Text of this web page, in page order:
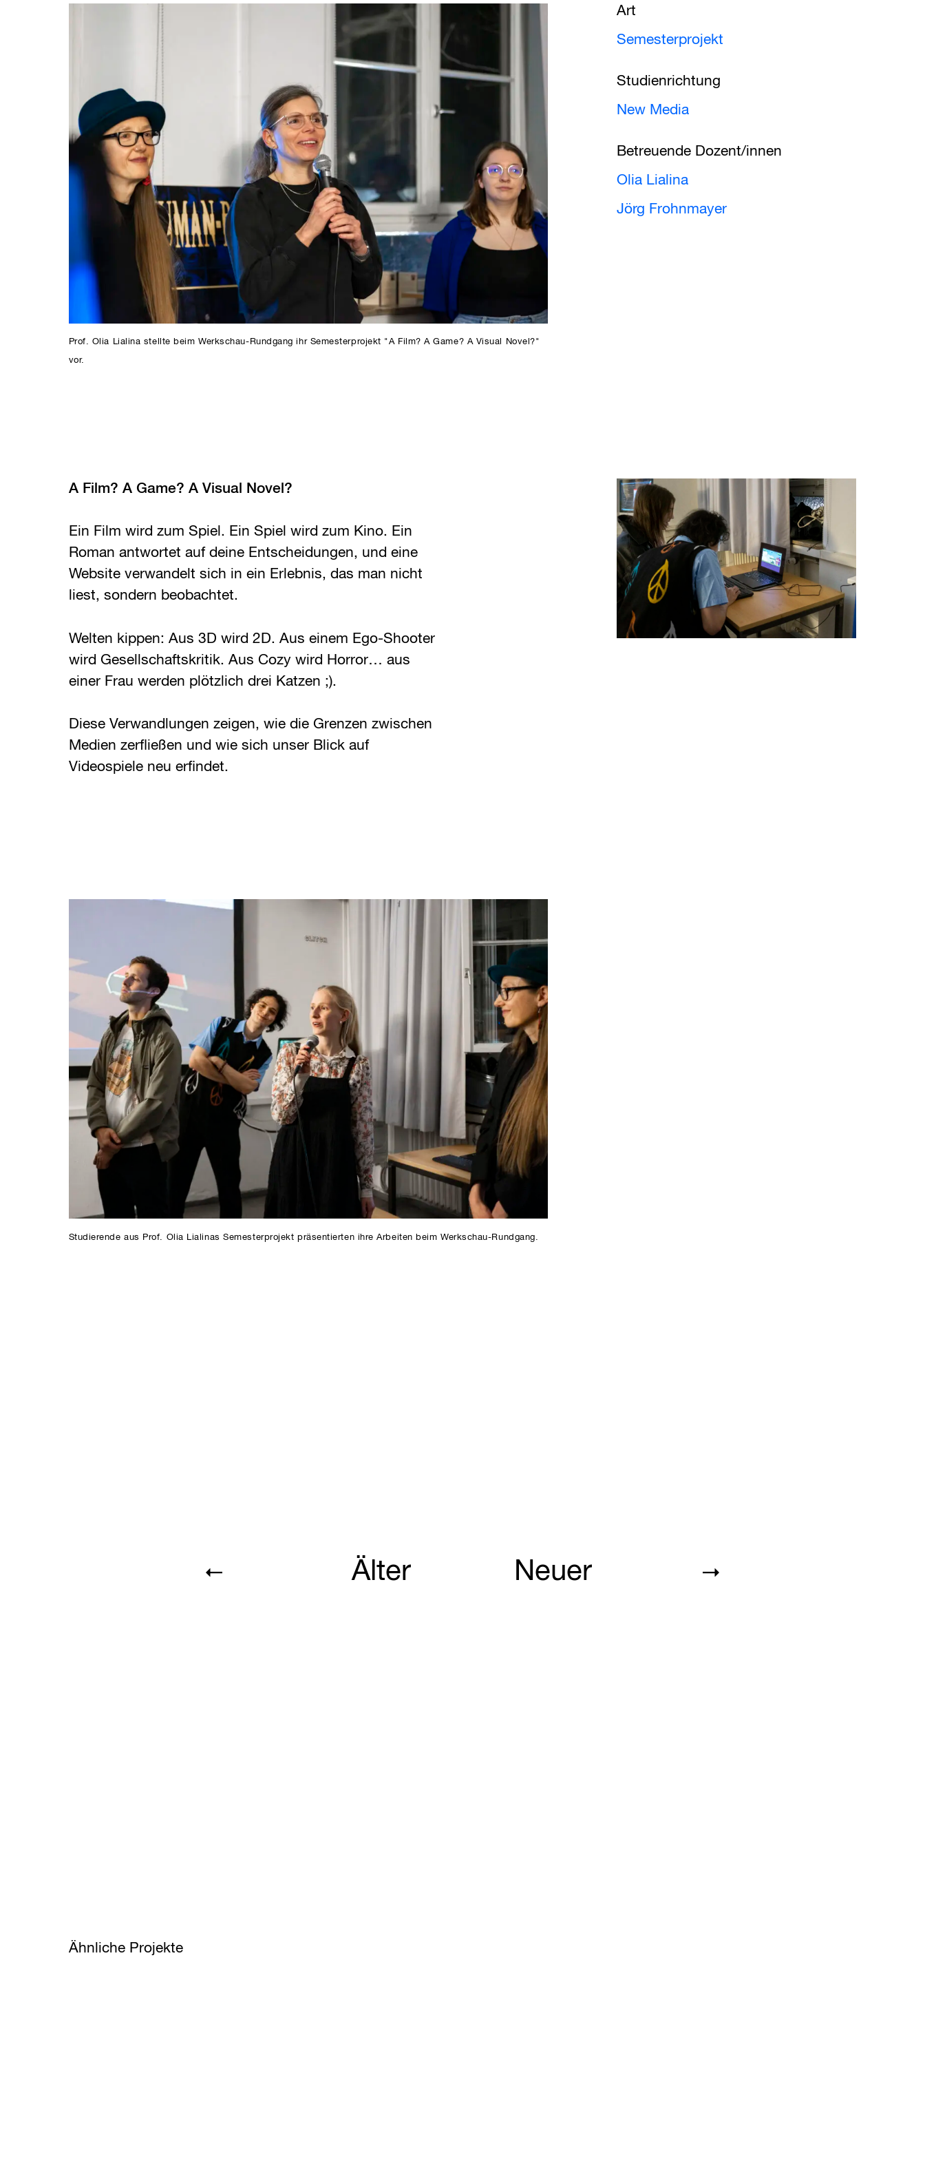
Art
Semesterprojekt
Studienrichtung
New Media
Betreuende Dozent/innen
Olia Lialina
Jörg Frohnmayer
Prof. Olia Lialina stellte beim Werkschau-Rundgang ihr Semesterprojekt "A Film? A Game? A Visual Novel?"
vor.
A Film? A Game? A Visual Novel?
Ein Film wird zum Spiel. Ein Spiel wird zum Kino. Ein
Roman antwortet auf deine Entscheidungen, und eine
Website verwandelt sich in ein Erlebnis, das man nicht
liest, sondern beobachtet.
Welten kippen: Aus 3D wird 2D. Aus einem Ego-Shooter
wird Gesellschaftskritik. Aus Cozy wird Horror… aus
einer Frau werden plötzlich drei Katzen ;).
Diese Verwandlungen zeigen, wie die Grenzen zwischen
Medien zerfließen und wie sich unser Blick auf
Videospiele neu erfindet.
Studierende aus Prof. Olia Lialinas Semesterprojekt präsentierten ihre Arbeiten beim Werkschau-Rundgang.
Älter Neuer
Ähnliche Projekte